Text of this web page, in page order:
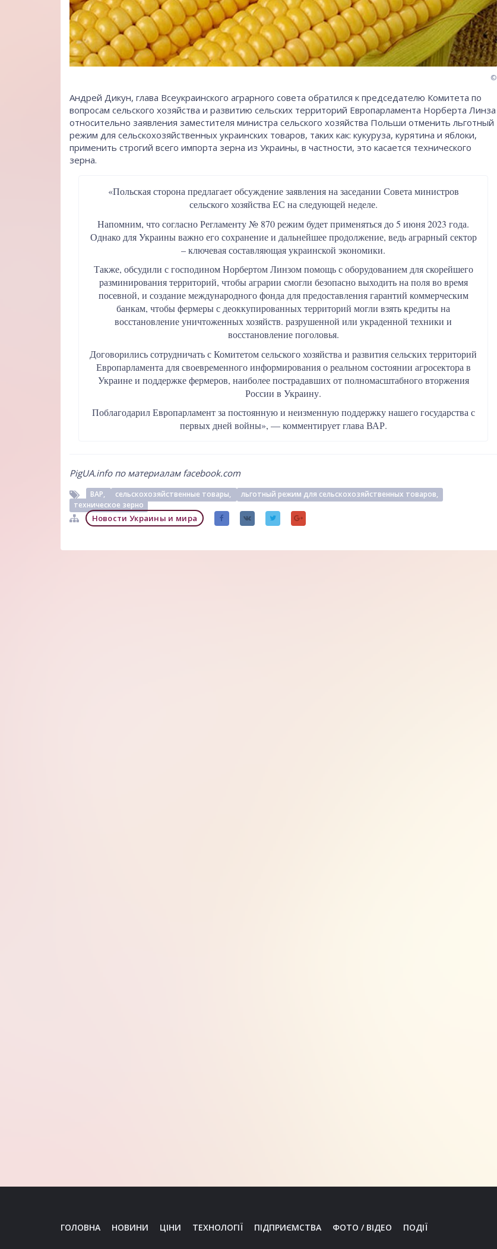
©
Андрей Дикун, глава Всеукраинского аграрного совета обратился к председателю Комитета по
вопросам сельского хозяйства и развитию сельских территорий Европарламента Норберта Линза
относительно заявления заместителя министра сельского хозяйства Польши отменить льготный
режим для сельскохозяйственных украинских товаров, таких как: кукуруза, курятина и яблоки,
применить строгий всего импорта зерна из Украины, в частности, это касается технического
зерна.
«Польская сторона предлагает обсуждение заявления на заседании Совета министров
сельского хозяйства ЕС на следующей неделе.
Напомним, что согласно Регламенту № 870 режим будет применяться до 5 июня 2023 года.
Однако для Украины важно его сохранение и дальнейшее продолжение, ведь аграрный сектор
– ключевая составляющая украинской экономики.
Также, обсудили с господином Норбертом Линзом помощь с оборудованием для скорейшего
разминирования территорий, чтобы аграрии смогли безопасно выходить на поля во время
посевной, и создание международного фонда для предоставления гарантий коммерческим
банкам, чтобы фермеры с деоккупированных территорий могли взять кредиты на
восстановление уничтоженных хозяйств. разрушенной или украденной техники и
восстановление поголовья.
Договорились сотрудничать с Комитетом сельского хозяйства и развития сельских территорий
Европарламента для своевременного информирования о реальном состоянии агросектора в
Украине и поддержке фермеров, наиболее пострадавших от полномасштабного вторжения
России в Украину.
Поблагодарил Европарламент за постоянную и неизменную поддержку нашего государства с
первых дней войны», — комментирует глава ВАР.
PigUA.info по материалам facebook.com
ВАР, сельскохозяйственные товары,
льготный режим для сельскохозяйственных товаров,
техническое зерно
Новости Украины и мира
ГОЛОВНА НОВИНИ ЦІНИ ТЕХНОЛОГІЇ ПІДПРИЄМСТВА ФОТО / ВІДЕО ПОДІЇ